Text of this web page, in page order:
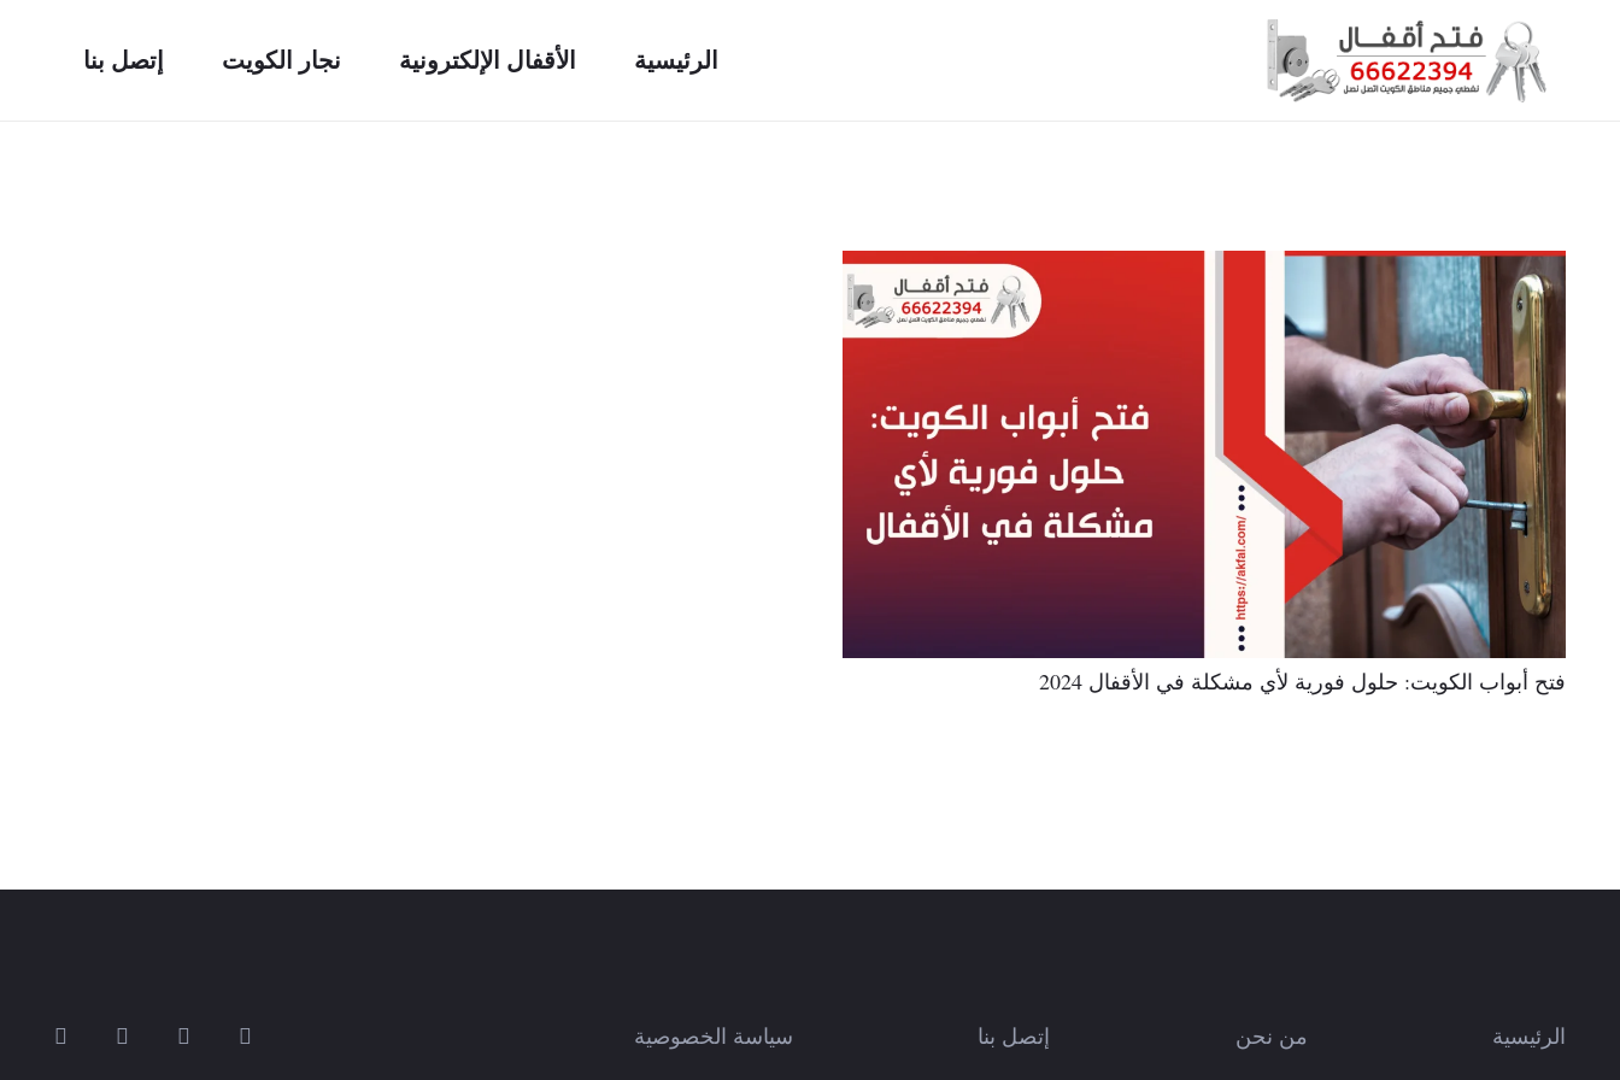
الرئيسية الأقفال الإلكترونية نجار الكويت إتصل بنا
فتح أبواب الكويت: حلول فورية لأي مشكلة في الأقفال 2024
الرئيسية من نحن إتصل بنا سياسة الخصوصية